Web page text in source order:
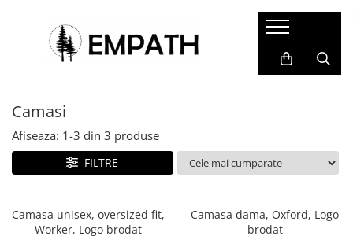
FEMEI
Bluze
Camasi
Hanorace
Geci
BĂRBAȚI
Bluze
Camasi
Hanorace
Geci
COPII
Bluze&Hanorace
Pantaloni
Fesuri
ACCESORII
Caiete și agende
Sacoșe
Rucsacuri, genți și borsete
Portfarduri și portofele
Șepci și pălării
Căciuli
COLABORĂRI
Colectia Folklore
Snow Collection
Camasi
Afiseaza: 1-3 din 3 produse
FILTRE
Camasa unisex, oversized fit,
Worker, Logo brodat
Camasa dama, Oxford, Logo
brodat